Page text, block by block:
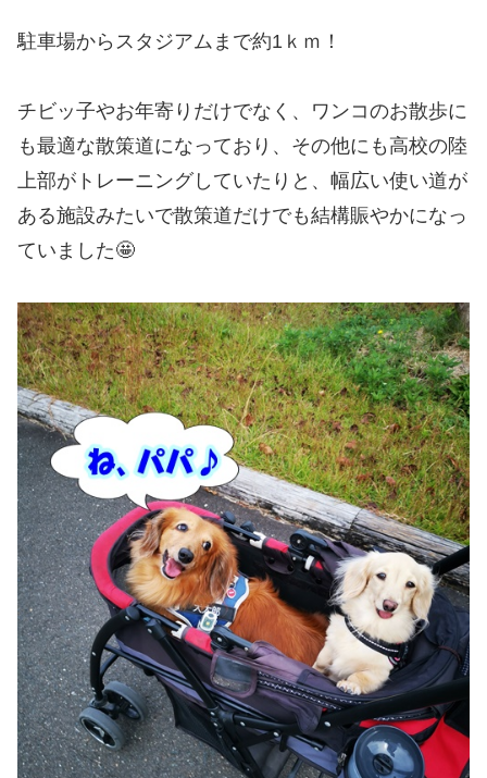
駐車場からスタジアムまで約1ｋｍ！
チビッ子やお年寄りだけでなく、ワンコのお散歩に
も最適な散策道になっており、その他にも高校の陸
上部がトレーニングしていたりと、幅広い使い道が
ある施設みたいで散策道だけでも結構賑やかになっ
ていました🤩